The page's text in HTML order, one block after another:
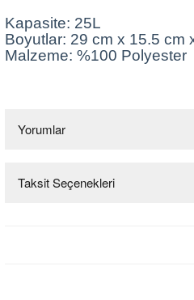
Kapasite: 25L
Boyutlar: 29 cm x 15.5 cm
Malzeme: %100 Polyester
Yorumlar
Bu ürüne ilk
Taksit Seçenekleri